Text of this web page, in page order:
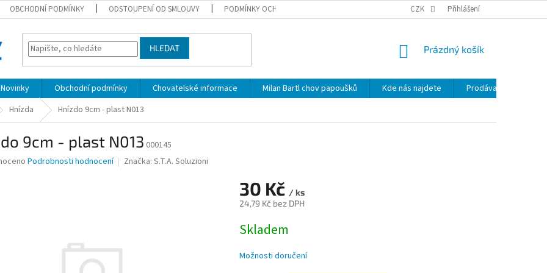
OBCHODNÍ PODMÍNKY ODSTOUPENÍ OD SMLOUVY PODMÍNKY OCHRANY OSOBNÍCH ÚDAJŮ NOVINKY MAPA SERVERU
CZK Přihlášení
HLEDAT
NÁKUPNÍ
Prázdný košík
Novinky Obchodní podmínky Chovatelské informace Milan Bartl chov papoušků Kde nás najdete
Prodávané značky
Hnízda Hnízdo 9cm - plast N013
9cm - plast N013 000145
Podrobnosti hodnocení Značka: S.T.A. Soluzioni
30 Kč / ks
24,79 Kč bez DPH
cena:
Skladem
Možnosti doručení